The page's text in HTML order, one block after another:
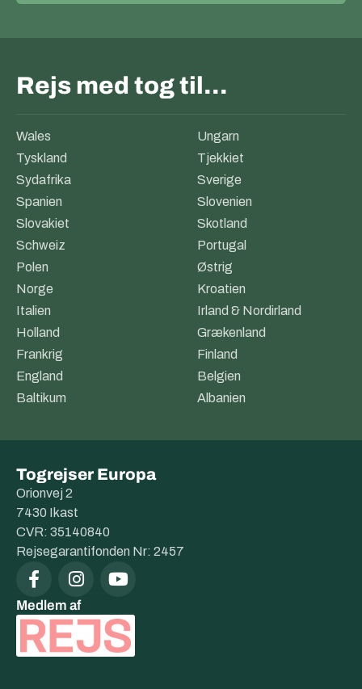
Rejs med tog til…
Wales
Ungarn
Tyskland
Tjekkiet
Sydafrika
Sverige
Spanien
Slovenien
Slovakiet
Skotland
Schweiz
Portugal
Polen
Østrig
Norge
Kroatien
Italien
Irland & Nordirland
Holland
Grækenland
Frankrig
Finland
England
Belgien
Baltikum
Albanien
Togrejser Europa
Orionvej 2
7430 Ikast
CVR: 35140840
Rejsegarantifonden Nr: 2457
Medlem af